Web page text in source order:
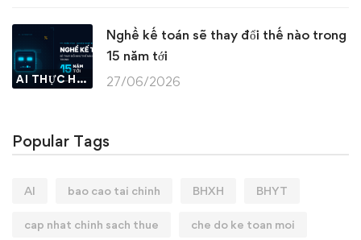
AI THỰC HÀNH
Nghề kế toán sẽ thay đổi thế nào trong
15 năm tới
27/06/2026
Popular Tags
AI bao cao tai chinh BHXH BHYT
cap nhat chinh sach thue che do ke toan moi